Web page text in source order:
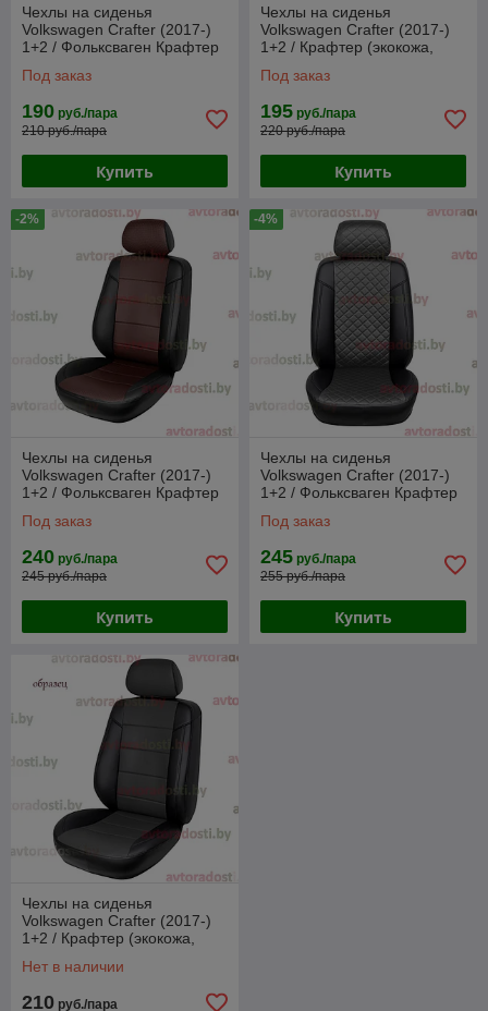
Чехлы на сиденья
Volkswagen Crafter (2017-)
1+2 / Фольксваген Крафтер
Под заказ
190 руб./пара
210 руб./пара
Купить
Чехлы на сиденья
Volkswagen Crafter (2017-)
1+2 / Крафтер (экокожа,
Под заказ
195 руб./пара
220 руб./пара
Купить
-2%
Чехлы на сиденья
Volkswagen Crafter (2017-)
1+2 / Фольксваген Крафтер
Под заказ
240 руб./пара
245 руб./пара
Купить
-4%
Чехлы на сиденья
Volkswagen Crafter (2017-)
1+2 / Фольксваген Крафтер
Под заказ
245 руб./пара
255 руб./пара
Купить
Чехлы на сиденья
Volkswagen Crafter (2017-)
1+2 / Крафтер (экокожа,
Нет в наличии
210 руб./пара